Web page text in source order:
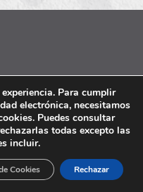
Para cumplir
electrónica, necesitamos
Puedes consultar
todas excepto las
incluir.
Rechazar
Cookies